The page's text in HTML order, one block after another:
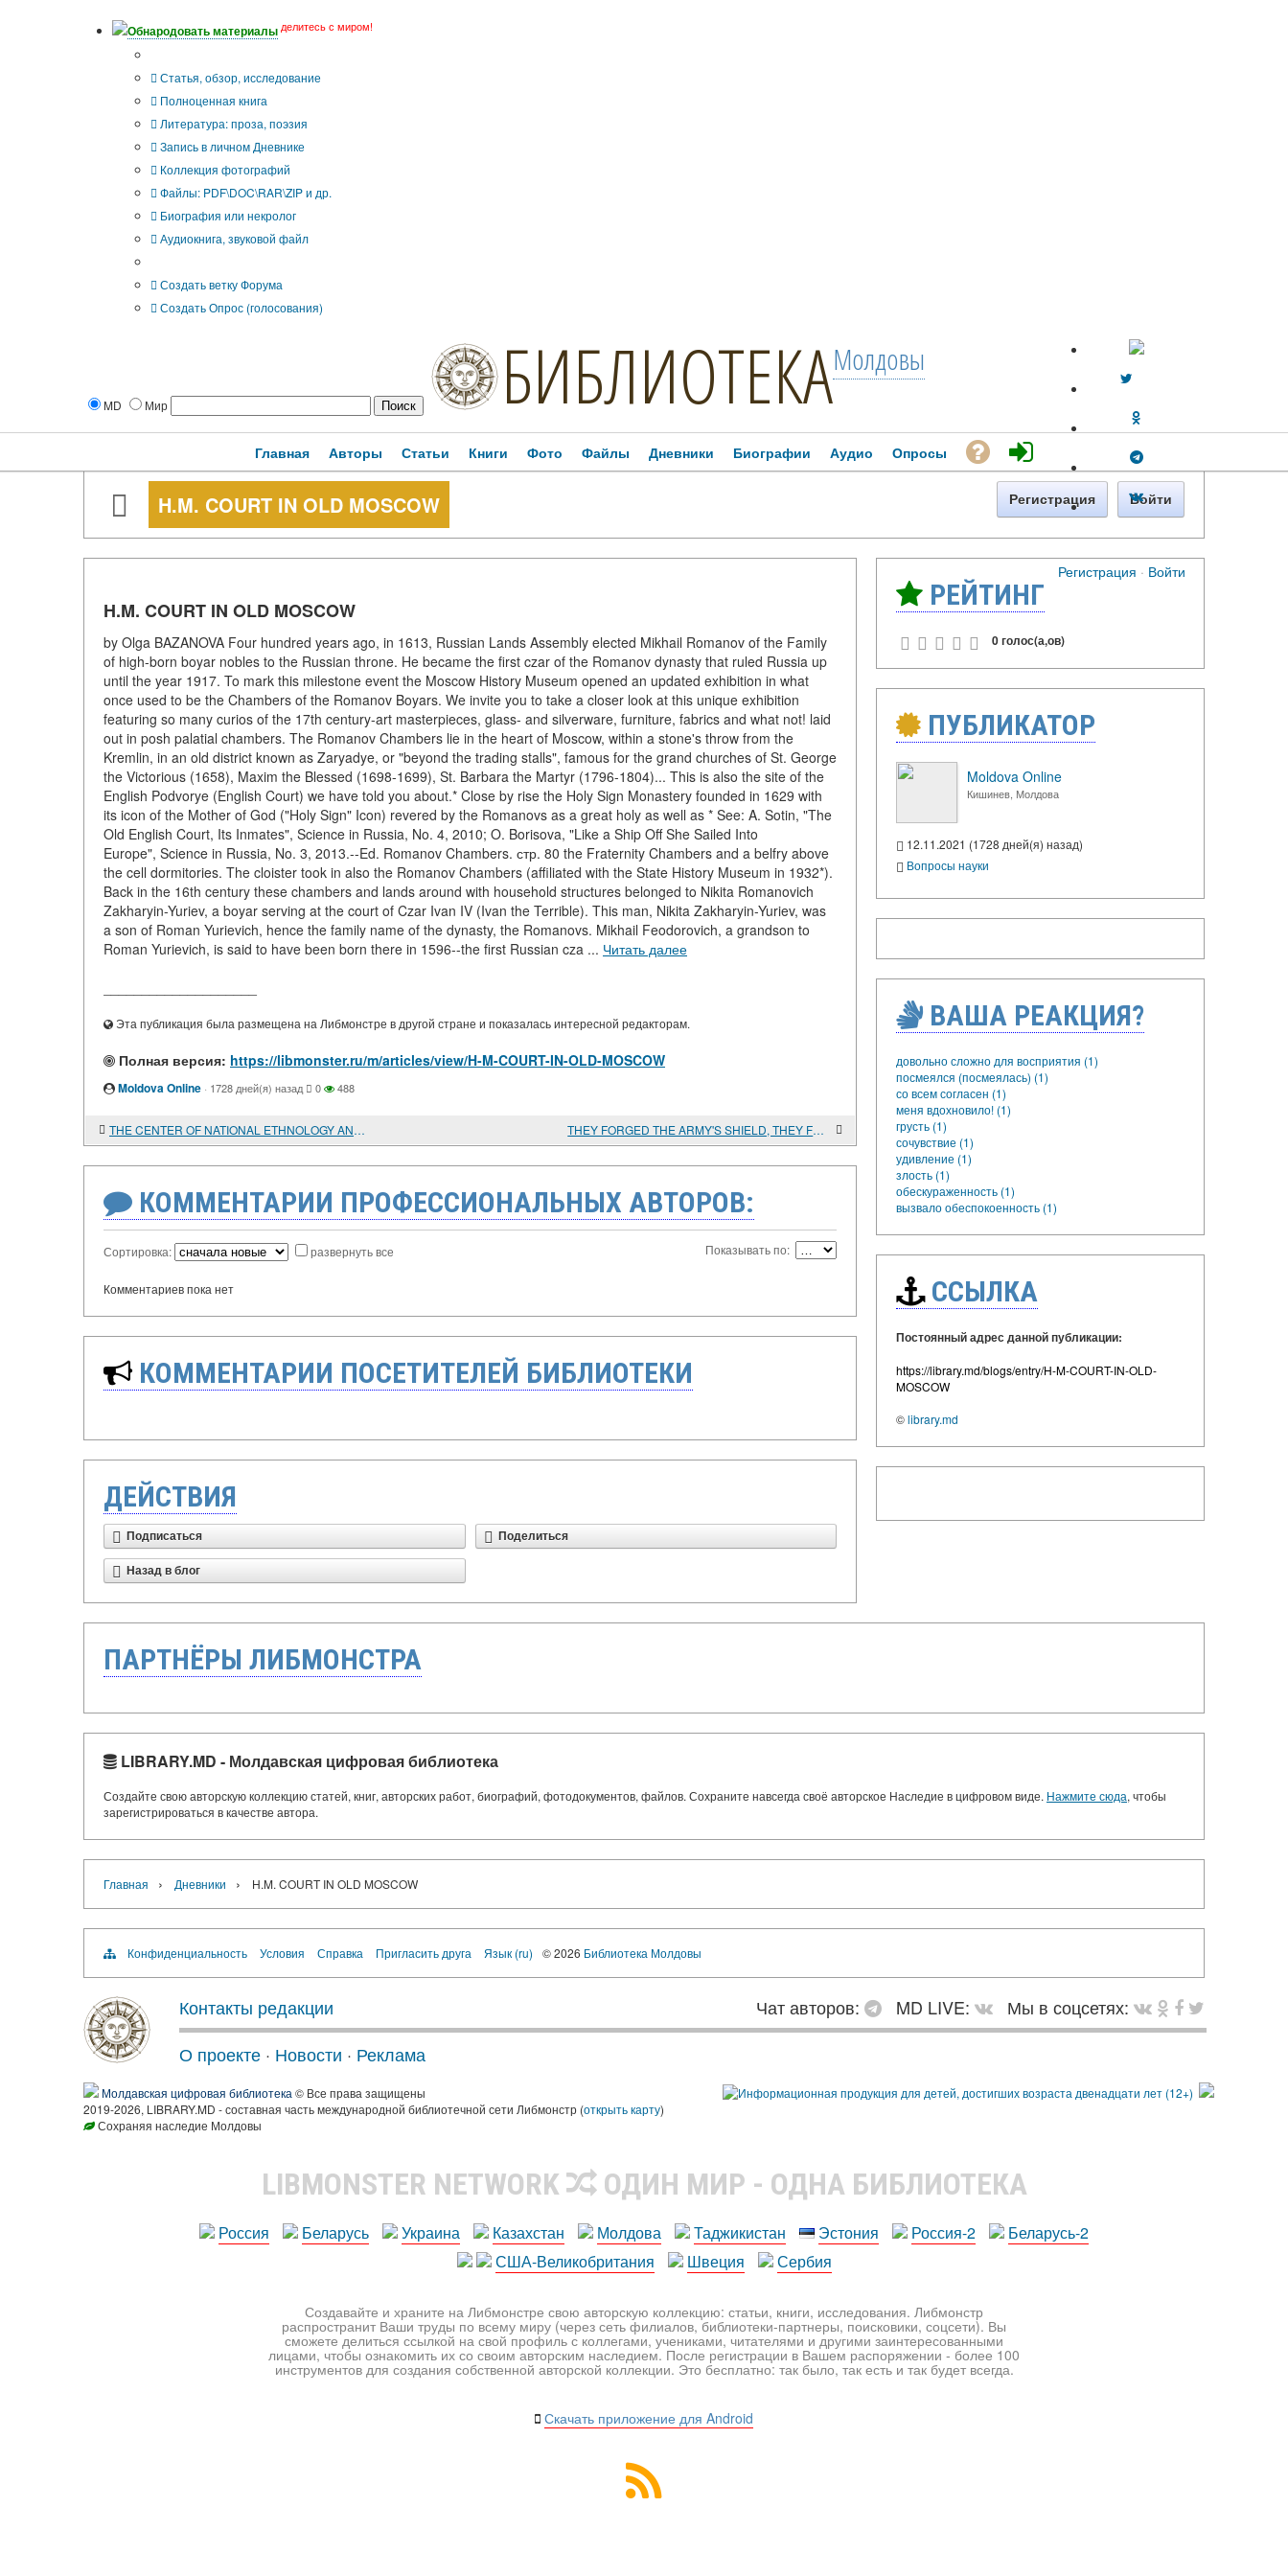
Обнародовать материалы делитесь с миром!
Статья, обзор, исследование
Полноценная книга
Литература: проза, поэзия
Запись в личном Дневнике
Коллекция фотографий
Файлы: PDF\DOC\RAR\ZIP и др.
Биография или некролог
Аудиокнига, звуковой файл
Создать ветку Форума
Создать Опрос (голосования)
MD Мир БИБЛИОТЕКАМолдовы
Регистрация · Войти
Главная Авторы Статьи Книги Фото Файлы Дневники Биографии Аудио Опросы
H.M. COURT IN OLD MOSCOW Регистрация Войти
H.M. COURT IN OLD MOSCOW
by Olga BAZANOVA Four hundred years ago, in 1613, Russian Lands Assembly elected Mikhail Romanov of the Family
of high-born boyar nobles to the Russian throne. He became the first czar of the Romanov dynasty that ruled Russia up
until the year 1917. To mark this milestone event the Moscow History Museum opened an updated exhibition in what
once used to be the Chambers of the Romanov Boyars. We invite you to take a closer look at this unique exhibition
featuring so many curios of the 17th century-art masterpieces, glass- and silverware, furniture, fabrics and what not! laid
out in posh palatial chambers. The Romanov Chambers lie in the heart of Moscow, within a stone's throw from the
Kremlin, in an old district known as Zaryadye, or "beyond the trading stalls", famous for the grand churches of St. George
the Victorious (1658), Maxim the Blessed (1698-1699), St. Barbara the Martyr (1796-1804)... This is also the site of the
English Podvorye (English Court) we have told you about.* Close by rise the Holy Sign Monastery founded in 1629 with
its icon of the Mother of God ("Holy Sign" Icon) revered by the Romanovs as a great holy as well as * See: A. Sotin, "The
Old English Court, Its Inmates", Science in Russia, No. 4, 2010; O. Borisova, "Like a Ship Off She Sailed Into
Europe", Science in Russia, No. 3, 2013.--Ed. Romanov Chambers. стр. 80 the Fraternity Chambers and a belfry above
the cell dormitories. The cloister took in also the Romanov Chambers (affiliated with the State History Museum in 1932*).
Back in the 16th century these chambers and lands around with household structures belonged to Nikita Romanovich
Zakharyin-Yuriev, a boyar serving at the court of Czar Ivan IV (Ivan the Terrible). This man, Nikita Zakharyin-Yuriev, was
a son of Roman Yurievich, hence the family name of the dynasty, the Romanovs. Mikhail Feodorovich, a grandson to
Roman Yurievich, is said to have been born there in 1596--the first Russian cza ... Читать далее
Эта публикация была размещена на Либмонстре в другой стране и показалась интересной редакторам.
Полная версия: https://libmonster.ru/m/articles/view/H-M-COURT-IN-OLD-MOSCOW
Moldova Online · 1728 дней(я) назад 0 488
THE CENTER OF NATIONAL ETHNOLOGY AND ANTHROPOLOGY THEY FORGED THE ARMY'S SHIELD, THEY FORGED ITS WEAPONS
КОММЕНТАРИИ ПРОФЕССИОНАЛЬНЫХ АВТОРОВ:
Сортировка: развернуть все Показывать по:
Комментариев пока нет
КОММЕНТАРИИ ПОСЕТИТЕЛЕЙ БИБЛИОТЕКИ
ДЕЙСТВИЯ
Подписаться Поделиться
Назад в блог
РЕЙТИНГ
0 голос(а,ов)
ПУБЛИКАТОР
Moldova Online
Кишинев, Молдова
12.11.2021 (1728 дней(я) назад)
Вопросы науки
ВАША РЕАКЦИЯ?
довольно сложно для восприятия (1)
посмеялся (посмеялась) (1)
со всем согласен (1)
меня вдохновило! (1)
грусть (1)
сочувствие (1)
удивление (1)
злость (1)
обескураженность (1)
вызвало обеспокоенность (1)
ССЫЛКА
Постоянный адрес данной публикации:
https://library.md/blogs/entry/H-M-COURT-IN-OLD-
MOSCOW
©library.md
ПАРТНЁРЫ ЛИБМОНСТРА
LIBRARY.MD - Молдавская цифровая библиотека
Создайте свою авторскую коллекцию статей, книг, авторских работ, биографий, фотодокументов, файлов. Сохраните навсегда своё авторское Наследие в цифровом виде. Нажмите сюда, чтобы
зарегистрироваться в качестве автора.
Главная › Дневники › H.M. COURT IN OLD MOSCOW
Конфиденциальность Условия Справка Пригласить друга Язык (ru) © 2026 Библиотека Молдовы
Контакты редакции Чат авторов: MD LIVE:
Мы в соцсетях:
О проекте · Новости · Реклама
Молдавская цифровая библиотека © Все права защищены
2019-2026, LIBRARY.MD - составная часть международной библиотечной сети Либмонстр (открыть карту)
Сохраняя наследие Молдовы
LIBMONSTER NETWORK ОДИН МИР - ОДНА БИБЛИОТЕКА
Россия Беларусь Украина Казахстан Молдова Таджикистан Эстония Россия-2
Беларусь-2
США-Великобритания
Швеция Сербия
Создавайте и храните на Либмонстре свою авторскую коллекцию: статьи, книги, исследования. Либмонстр
распространит Ваши труды по всему миру (через сеть филиалов, библиотеки-партнеры, поисковики, соцсети). Вы
сможете делиться ссылкой на свой профиль с коллегами, учениками, читателями и другими заинтересованными
лицами, чтобы ознакомить их со своим авторским наследием. После регистрации в Вашем распоряжении - более 100
инструментов для создания собственной авторской коллекции. Это бесплатно: так было, так есть и так будет всегда.
Скачать приложение для Android